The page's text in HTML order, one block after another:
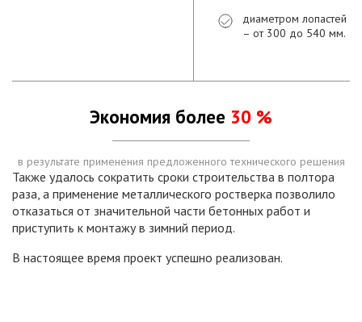
диаметром лопастей
– от 300 до 540 мм.
Экономия более 30 %
в результате применения предложенного технического решения
Также удалось сократить сроки строительства в полтора
раза, а применение металлического ростверка позволило
отказаться от значительной части бетонных работ и
приступить к монтажу в зимний период.
В настоящее время проект успешно реализован.